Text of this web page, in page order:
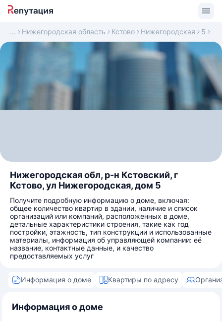
Нижегородская область Кстово Нижегородская 5
Нижегородская обл, р-н Кстовский, г
Кстово, ул Нижегородская, дом 5
Получите подробную информацию о доме, включая:
общее количество квартир в здании, наличие и список
организаций или компаний, расположенных в доме,
детальные характеристики строения, такие как год
постройки, этажность, тип конструкции и использованные
материалы, информация об управляющей компании: её
название, контактные данные, и качество
предоставляемых услуг
Информация о доме Квартиры по адресу
Информация о доме